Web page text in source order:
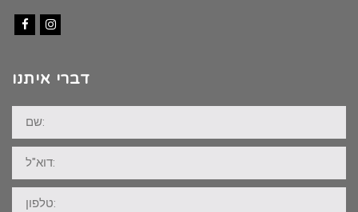
דברי איתנו
שם:
דוא"ל:
טלפון: